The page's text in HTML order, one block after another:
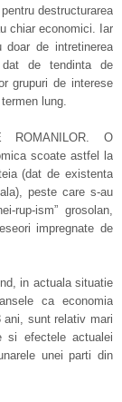
destructurarea
chiar economici. Iar
de intretinerea
de tendinta de
grupuri de interese
lung.
ROMANILOR. O
scoate astfel la
(dat de existenta
peste care s-au
rup-ism” grosolan,
impregnate de
in actuala situatie
ca economia
ani, sunt relativ mari
si efectele actualei
unei parti din